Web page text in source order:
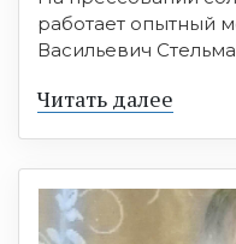
работает опытный
Васильевич
Читать далее